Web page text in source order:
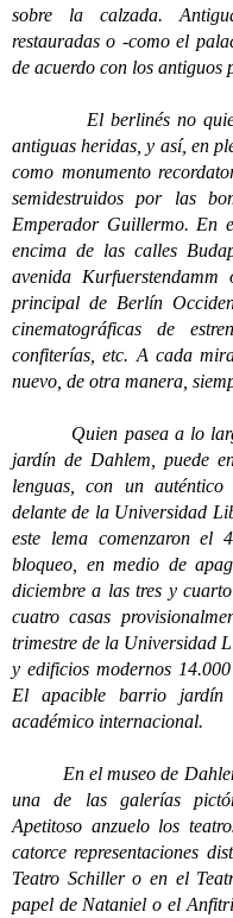
sobre la calzada.
restauradas o -como el
de acuerdo con los antiguos
El berlinés no quiere
antiguas heridas, y así, en
como monumento
semidestruidos por las
Emperador Guillermo. En
encima de las calles
avenida
principal de Berlín
cinematográficas de
confiterías, etc. A cada
nuevo, de otra manera,
Quien pasea a lo largo
jardín de Dahlem, puede
lenguas, con un auténtico
delante de la Universidad
este lema comenzaron el
bloqueo, en medio de
diciembre a las tres y
cuatro casas
trimestre de la Universidad
y edificios modernos
El apacible barrio jardín
académico internacional.
En el museo de Dahlem
una de las galerías
Apetitoso anzuelo los
catorce representaciones
Teatro Schiller o en el
papel de Nataniel o el